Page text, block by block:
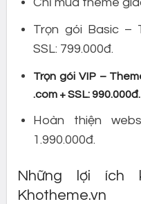
Chỉ mua theme
Trọn gói Basic –
SSL: 799.000đ.
Trọn gói VIP –
.com + SSL: 990.000đ.
Hoàn thiện
1.990.000đ.
Những lợi ích
Khotheme.vn